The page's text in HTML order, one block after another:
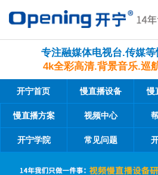
专注融媒体电视台.传媒
4k全彩高清.背景音乐.巡
开宁首页 慢直播设备 慢
慢直播方案 视频中心
开宁学院 常见问题